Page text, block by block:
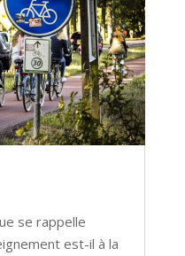
se rappelle
est-il à la